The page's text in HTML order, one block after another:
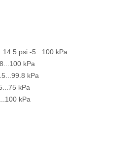
psi -5...100 kPa
kPa
kPa
kPa
kPa